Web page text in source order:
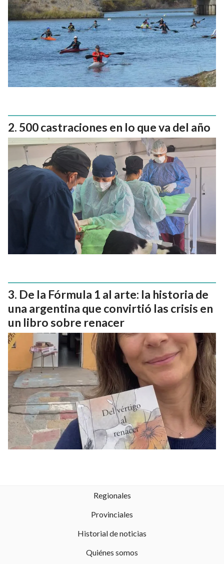
500 castraciones en lo que va del año
De la Fórmula 1 al arte: la historia de
una argentina que convirtió las crisis en
un libro sobre renacer
Regionales
Provinciales
Historial de noticias
Quiénes somos